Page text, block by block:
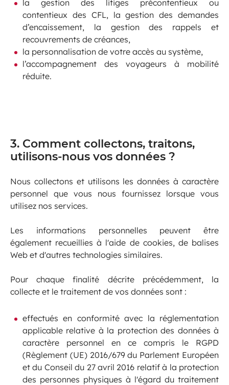
la gestion des litiges précontentieux ou
contentieux des CFL, la gestion des demandes
d’encaissement, la gestion des rappels et
recouvrements de créances,
la personnalisation de votre accès au système,
l’accompagnement des voyageurs à mobilité
réduite.
3. Comment collectons, traitons,
utilisons-nous vos données ?
Nous collectons et utilisons les données à caractère
personnel que vous nous fournissez lorsque vous
utilisez nos services.
Les informations personnelles peuvent être
également recueillies à l'aide de cookies, de balises
Web et d'autres technologies similaires.
Pour chaque finalité décrite précédemment, la
collecte et le traitement de vos données sont :
effectués en conformité avec la réglementation
applicable relative à la protection des données à
caractère personnel en ce compris le RGPD
(Règlement (UE) 2016/679 du Parlement Européen
et du Conseil du 27 avril 2016 relatif à la protection
des personnes physiques à l'égard du traitement